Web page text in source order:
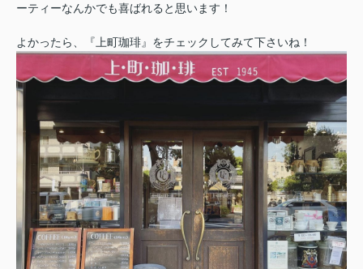
ーティーなんかでも喜ばれると思います！
よかったら、『上町珈琲』をチェックしてみて下さいね！